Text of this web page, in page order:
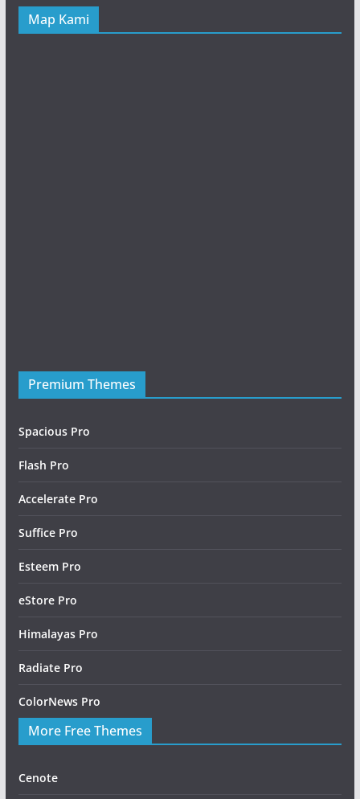
Map Kami
Premium Themes
Spacious Pro
Flash Pro
Accelerate Pro
Suffice Pro
Esteem Pro
eStore Pro
Himalayas Pro
Radiate Pro
ColorNews Pro
More Free Themes
Cenote